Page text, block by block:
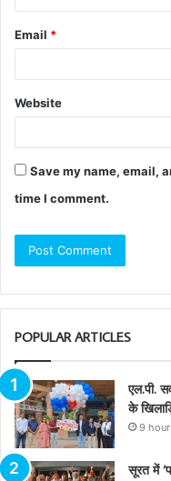
Email *
Website
Save my name, email,
time I comment.
POPULAR ARTICLES
एल.पी.
के
9
सूरत में